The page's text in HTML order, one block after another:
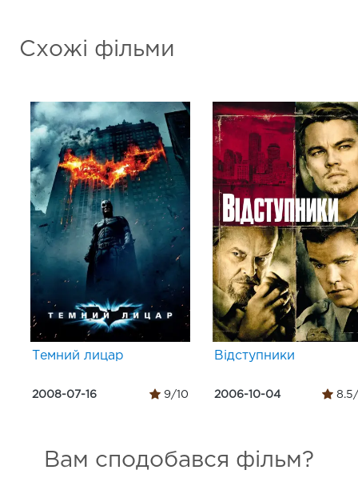
Схожі фільми
Темний лицар
2008-07-16 9/10
Відступники
2006-10-04 8.5/
Вам сподобався фільм?